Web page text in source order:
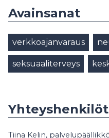
Avainsanat
verkkoajanvaraus
seksuaaliterveys
Yhteyshenkilöt
Tiina Kelin,